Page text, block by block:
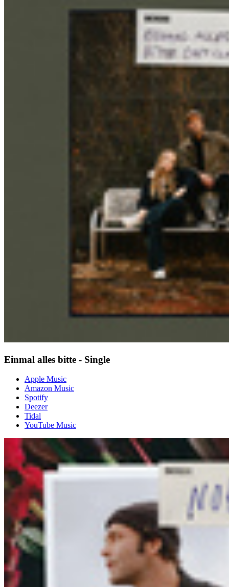
Einmal alles bitte - Single
Apple Music
Amazon Music
Spotify
Deezer
Tidal
YouTube Music